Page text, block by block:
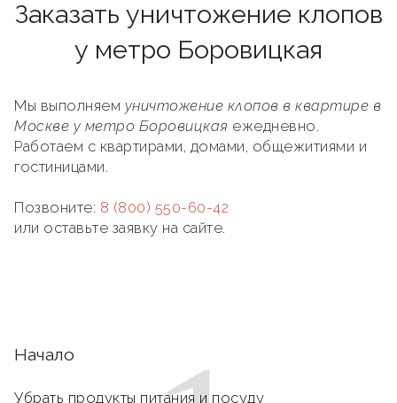
Заказать уничтожение клопов
у метро Боровицкая
Мы выполняем уничтожение клопов в квартире в
Москве у метро Боровицкая ежедневно.
Работаем с квартирами, домами, общежитиями и
гостиницами.
Позвоните: 8 (800) 550-60-42
или оставьте заявку на сайте.
Начало
Убрать продукты питания и посуду